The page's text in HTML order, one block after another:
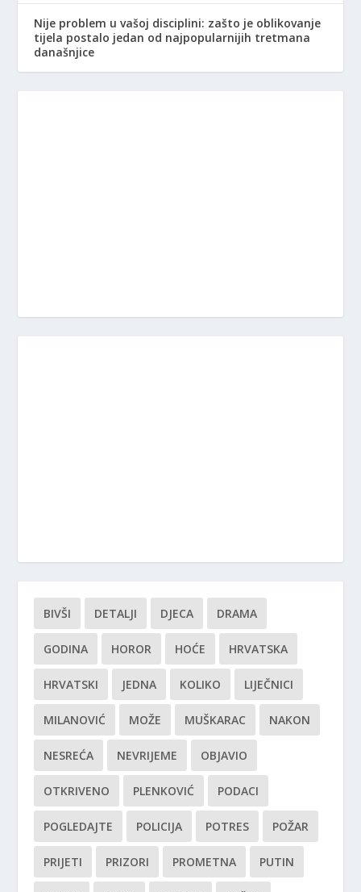
Nije problem u vašoj disciplini: zašto je oblikovanje
tijela postalo jedan od najpopularnijih tretmana
današnjice
BIVŠI DETALJI DJECA DRAMA
GODINA HOROR HOĆE HRVATSKA
HRVATSKI JEDNA KOLIKO LIJEČNICI
MILANOVIĆ MOŽE MUŠKARAC NAKON
NESREĆA NEVRIJEME OBJAVIO
OTKRIVENO PLENKOVIĆ PODACI
POGLEDAJTE POLICIJA POTRES POŽAR
PRIJETI PRIZORI PROMETNA PUTIN